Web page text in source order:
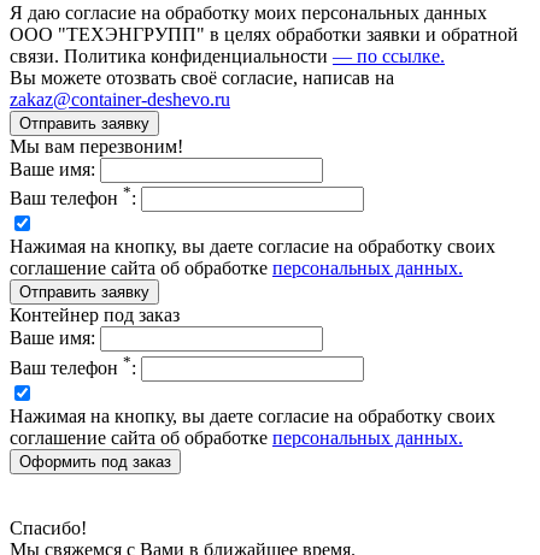
Я даю согласие на обработку моих персональных данных
ООО "ТЕХЭНГРУПП" в целях обработки заявки и обратной
связи. Политика конфиденциальности — по ссылке.
Вы можете отозвать своё согласие, написав на
zakaz@container-deshevo.ru
Мы вам перезвоним!
Ваше имя:
Ваш телефон *:
Нажимая на кнопку, вы даете согласие на обработку своих
соглашение сайта об обработке персональных данных.
Контейнер под заказ
Ваше имя:
Ваш телефон *:
Нажимая на кнопку, вы даете согласие на обработку своих
соглашение сайта об обработке персональных данных.
Спасибо!
Мы свяжемся с Вами в ближайшее время.